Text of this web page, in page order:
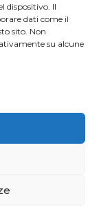
dispositivo. Il
dati come il
sito. Non
su alcune
our